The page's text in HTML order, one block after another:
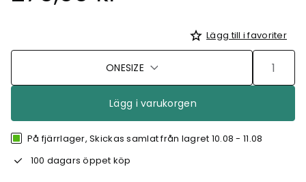
Lägg till i favoriter
ONESIZE
Lägg i varukorgen
På fjärrlager, Skickas samlat från lagret 10.08 - 11.08
100 dagars öppet köp